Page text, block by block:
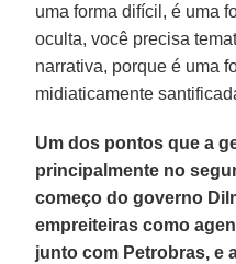
uma forma difícil, é uma
oculta, você precisa
narrativa, porque é uma
midiaticamente
Um dos pontos que a
principalmente no
começo do governo
empreiteiras como
junto com Petrobras, e